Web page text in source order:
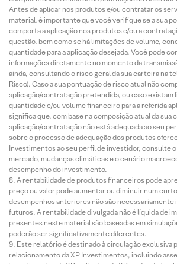
Antes de aplicar nos produtos e/ou contratar os
material, é importante que você verifique se a sua
comporta a aplicação nos produtos e/ou a
questão, bem como se há limitações de volume,
quantidade para a aplicação desejada. Você pode
informações diretamente no momento da
ainda, consultando o risco geral da sua carteira na
Risco). Caso a sua pontuação de risco atual não
aplicação/contratação pretendida, ou caso existam
quantidade e/ou volume financeiro para a referida
significa que, com base na composição atual da sua
aplicação/contratação não está adequada ao seu
sobre o processo de adequação dos produtos
Investimentos ao seu perfil de investidor, consulte
mercado, mudanças climáticas e o cenário
desempenho do investimento.
A rentabilidade de produtos financeiros pode
preço ou valor pode aumentar ou diminuir num
desempenhos anteriores não são
futuros. A rentabilidade divulgada não é líquida de
presentes neste material são baseadas em
poderão ser significativamente diferentes.
Este relatório é destinado à circulação exclusiva
relacionamento da XP Investimentos, incluindo